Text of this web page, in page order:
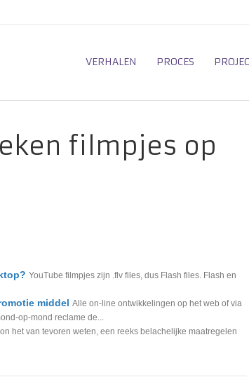
VERHALEN PROCES
filmpjes op
YouTube filmpjes zijn .flv files, dus Flash files. Flash en
middel Alle on-line ontwikkelingen op het web of via
op-mond reclame de...
het van tevoren weten, een reeks belachelijke maatregelen